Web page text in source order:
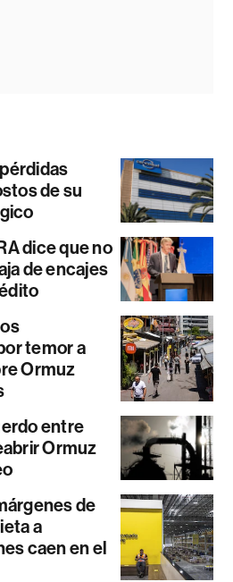
de su
dice que no
de encajes
temor a
Ormuz
entre
Ormuz
de
a
caen en el